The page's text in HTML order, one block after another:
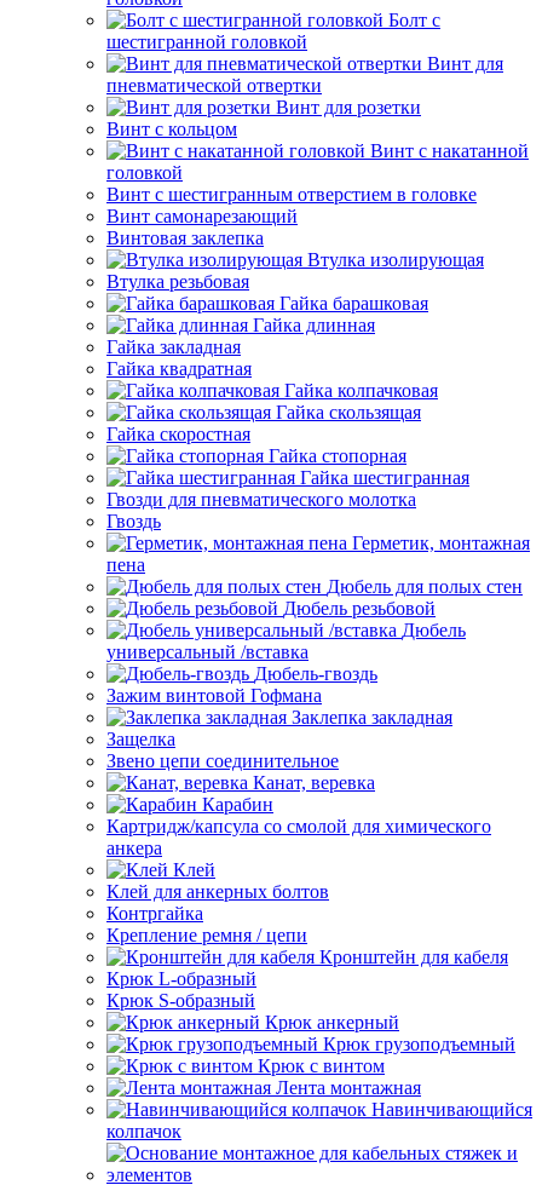
Болт с
шестигранной головкой
Винт для
пневматической отвертки
Винт для розетки
Винт с кольцом
Винт с накатанной
головкой
Винт с шестигранным отверстием в головке
Винт самонарезающий
Винтовая заклепка
Втулка изолирующая
Втулка резьбовая
Гайка барашковая
Гайка длинная
Гайка закладная
Гайка квадратная
Гайка колпачковая
Гайка скользящая
Гайка скоростная
Гайка стопорная
Гайка шестигранная
Гвозди для пневматического молотка
Гвоздь
Герметик, монтажная
пена
Дюбель для полых стен
Дюбель резьбовой
Дюбель
универсальный /вставка
Дюбель-гвоздь
Зажим винтовой Гофмана
Заклепка закладная
Защелка
Звено цепи соединительное
Канат, веревка
Карабин
Картридж/капсула со смолой для химического
анкера
Клей
Клей для анкерных болтов
Контргайка
Крепление ремня / цепи
Кронштейн для кабеля
Крюк L-образный
Крюк S-образный
Крюк анкерный
Крюк грузоподъемный
Крюк с винтом
Лента монтажная
Навинчивающийся
колпачок